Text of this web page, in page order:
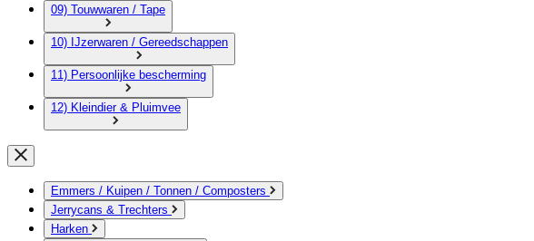
09) Touwwaren / Tape
10) IJzerwaren / Gereedschappen
11) Persoonlijke bescherming
12) Kleindier & Pluimvee
Emmers / Kuipen / Tonnen / Composters
Jerrycans & Trechters
Harken